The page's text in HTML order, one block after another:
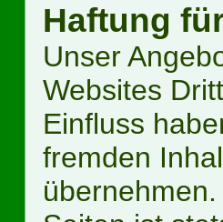
Haftung
Unser
Websites
Einfluss
fremden